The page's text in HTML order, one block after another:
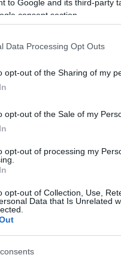
to Google and its third-party
consent section.
Data Processing Opt Outs
opt-out of the Sharing of my
opt-out of the Sale of my
opt-out of processing my
opt-out of Collection, Use,
Data that Is Unrelated
– Betyr
SCHEVE 30.03.2023
vant 5-kilometeren i NM
en relevant seier akkurat
det mest.